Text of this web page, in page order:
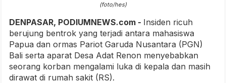
(foto/hes)
DENPASAR, PODIUMNEWS.com - Insiden ricuh
berujung bentrok yang terjadi antara mahasiswa
Papua dan ormas Pariot Garuda Nusantara (PGN)
Bali serta aparat Desa Adat Renon menyebabkan
seorang korban mengalami luka di kepala dan masih
dirawat di rumah sakit (RS).